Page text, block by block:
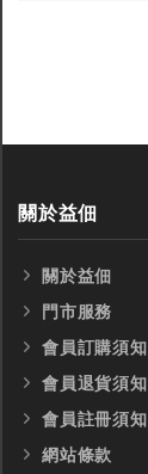
關於益佃
關於益佃
門市服務
會員訂購須知
會員退貨須知
會員註冊須知
網站條款